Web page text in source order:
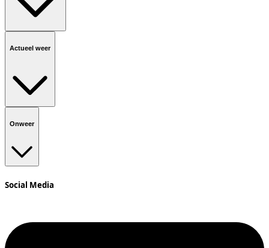
Actueel weer
Onweer
Social Media